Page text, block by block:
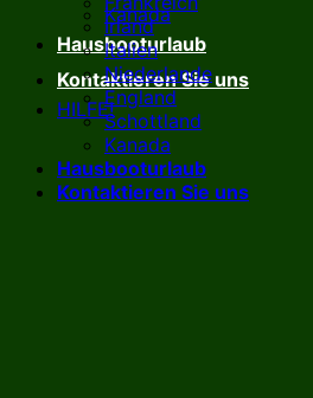
Kanada
Hausbooturlaub
Kontaktieren Sie uns
HILFE!
Irland
Italien
Niederlande
England
Schottland
Kanada
Hausbooturlaub
Kontaktieren Sie uns